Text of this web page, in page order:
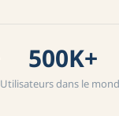
500K+
Utilisateurs dans le